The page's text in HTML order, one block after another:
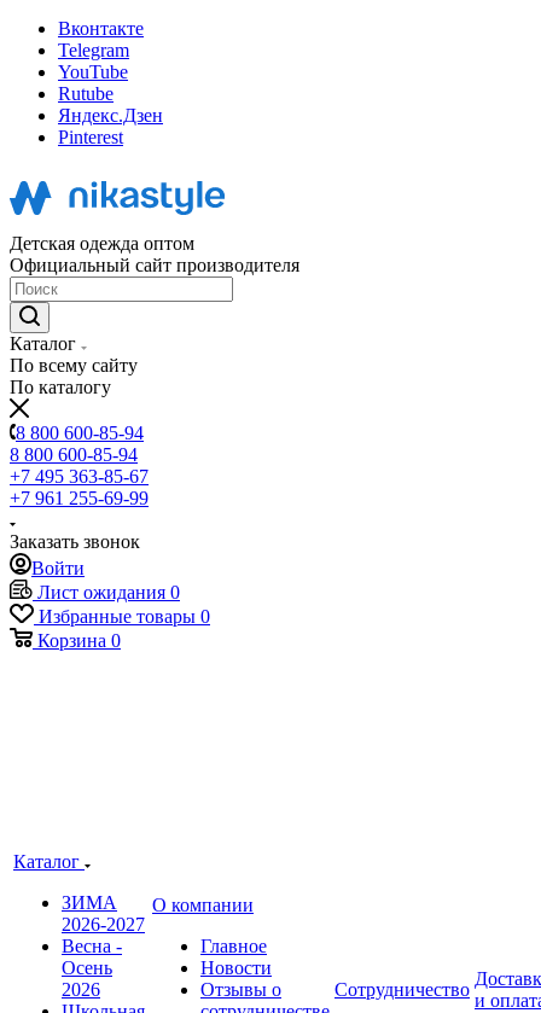
Вконтакте
Telegram
YouTube
Rutube
Яндекс.Дзен
Pinterest
Детская одежда оптом
Официальный сайт производителя
Каталог
По всему сайту
По каталогу
8 800 600-85-94
8 800 600-85-94
+7 495 363-85-67
+7 961 255-69-99
Заказать звонок
Войти
Лист ожидания 0
Избранные товары 0
Корзина 0
Каталог
ЗИМА
2026-2027
Весна -
Осень
2026
О компании
Главное
Новости
Отзывы о
Сотрудничество
и